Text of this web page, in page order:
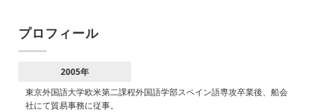
プロフィール
2005年
東京外国語大学欧米第二課程外国語学部スペイン語専攻卒業後、船会
社にて貿易事務に従事。